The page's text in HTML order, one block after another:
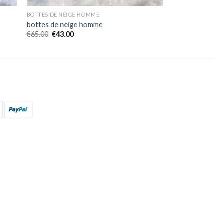
BOTTES DE NEIGE HOMME
bottes de neige homme
€65.00 €43.00